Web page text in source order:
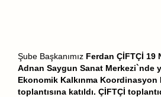
Şube Başkanımız Ferdan ÇİFTÇİ 19
Adnan Saygun Sanat Merkezi`nde
Ekonomik Kalkınma Koordinasyon
toplantısına katıldı. ÇİFTÇİ